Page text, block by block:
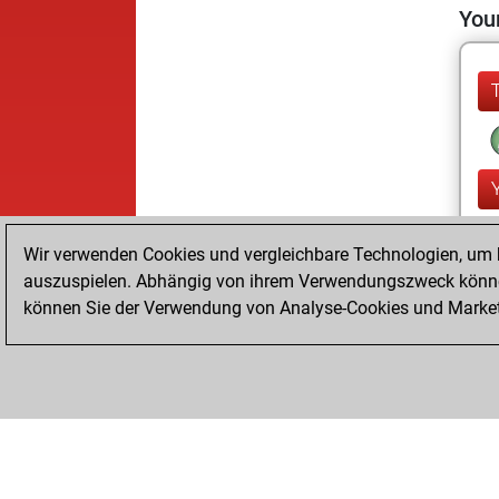
Wir verwenden Cookies und vergleichbare Technologien,
auszuspielen. Abhängig von ihrem Verwendungszweck
können Sie der Verwendung von Analyse-Cookies und